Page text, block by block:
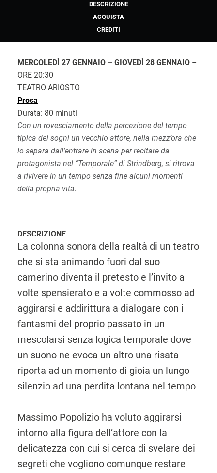
DESCRIZIONE
ACQUISTA
CREDITI
MERCOLEDÌ 27 GENNAIO – GIOVEDÌ 28 GENNAIO –
ORE 20:30
TEATRO ARIOSTO
Prosa
Durata: 80 minuti
Con un rovesciamento della percezione del tempo
tipica dei sogni un vecchio attore, nella mezz’ora che
lo separa dall’entrare in scena per recitare da
protagonista nel “Temporale” di Strindberg, si ritrova
a rivivere in un tempo senza fine alcuni momenti
della propria vita.
DESCRIZIONE
La colonna sonora della realtà di un teatro
che si sta animando fuori dal suo
camerino diventa il pretesto e l’invito a
volte spensierato e a volte commosso ad
aggirarsi e addirittura a dialogare con i
fantasmi del proprio passato in un
mescolarsi senza logica temporale dove
un suono ne evoca un altro una risata
riporta ad un momento di gioia un lungo
silenzio ad una perdita lontana nel tempo.
Massimo Popolizio ha voluto aggirarsi
intorno alla figura dell’attore con la
delicatezza con cui si cerca di svelare dei
segreti che vogliono comunque restare